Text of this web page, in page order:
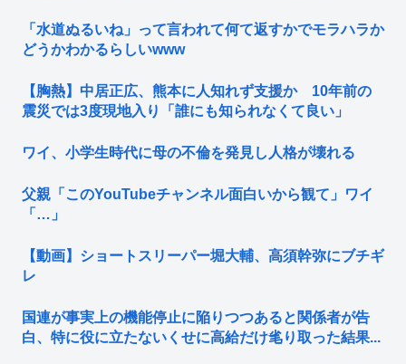
「水道ぬるいね」って言われて何て返すかでモラハラか
どうかわかるらしいwww
【胸熱】中居正広、熊本に人知れず支援か 10年前の
震災では3度現地入り「誰にも知られなくて良い」
ワイ、小学生時代に母の不倫を発見し人格が壊れる
父親「このYouTubeチャンネル面白いから観て」ワイ
「…」
【動画】ショートスリーパー堀大輔、高須幹弥にブチギ
レ
国連が事実上の機能停止に陥りつつあると関係者が告
白、特に役に立たないくせに高給だけ毟り取った結果...